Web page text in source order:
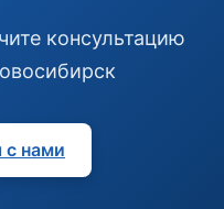
консультацию
с нами